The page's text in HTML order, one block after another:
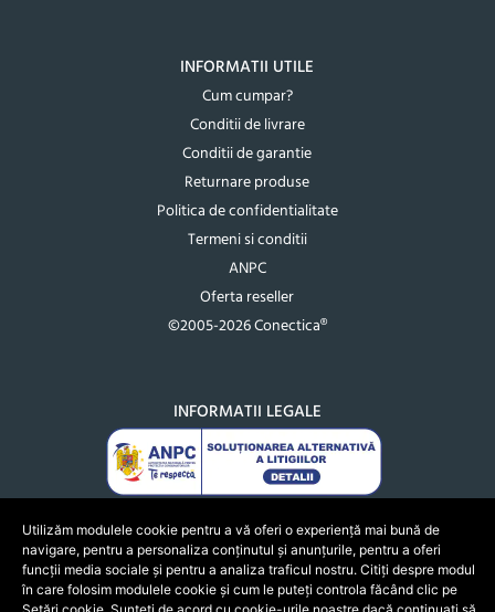
INFORMATII UTILE
Cum cumpar?
Conditii de livrare
Conditii de garantie
Returnare produse
Politica de confidentialitate
Termeni si conditii
ANPC
Oferta reseller
©2005-2026 Conectica®
INFORMATII LEGALE
Utilizăm modulele cookie pentru a vă oferi o experiență mai bună de
navigare, pentru a personaliza conținutul și anunțurile, pentru a oferi
funcții media sociale și pentru a analiza traficul nostru. Citiți despre modul
în care folosim modulele cookie și cum le puteți controla făcând clic pe